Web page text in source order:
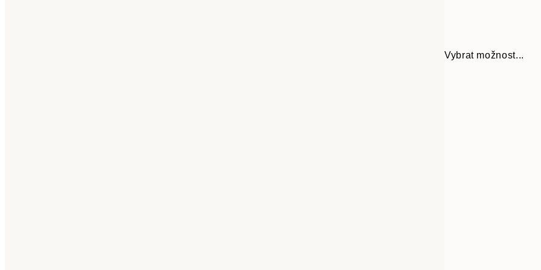
Vybrat možnost...